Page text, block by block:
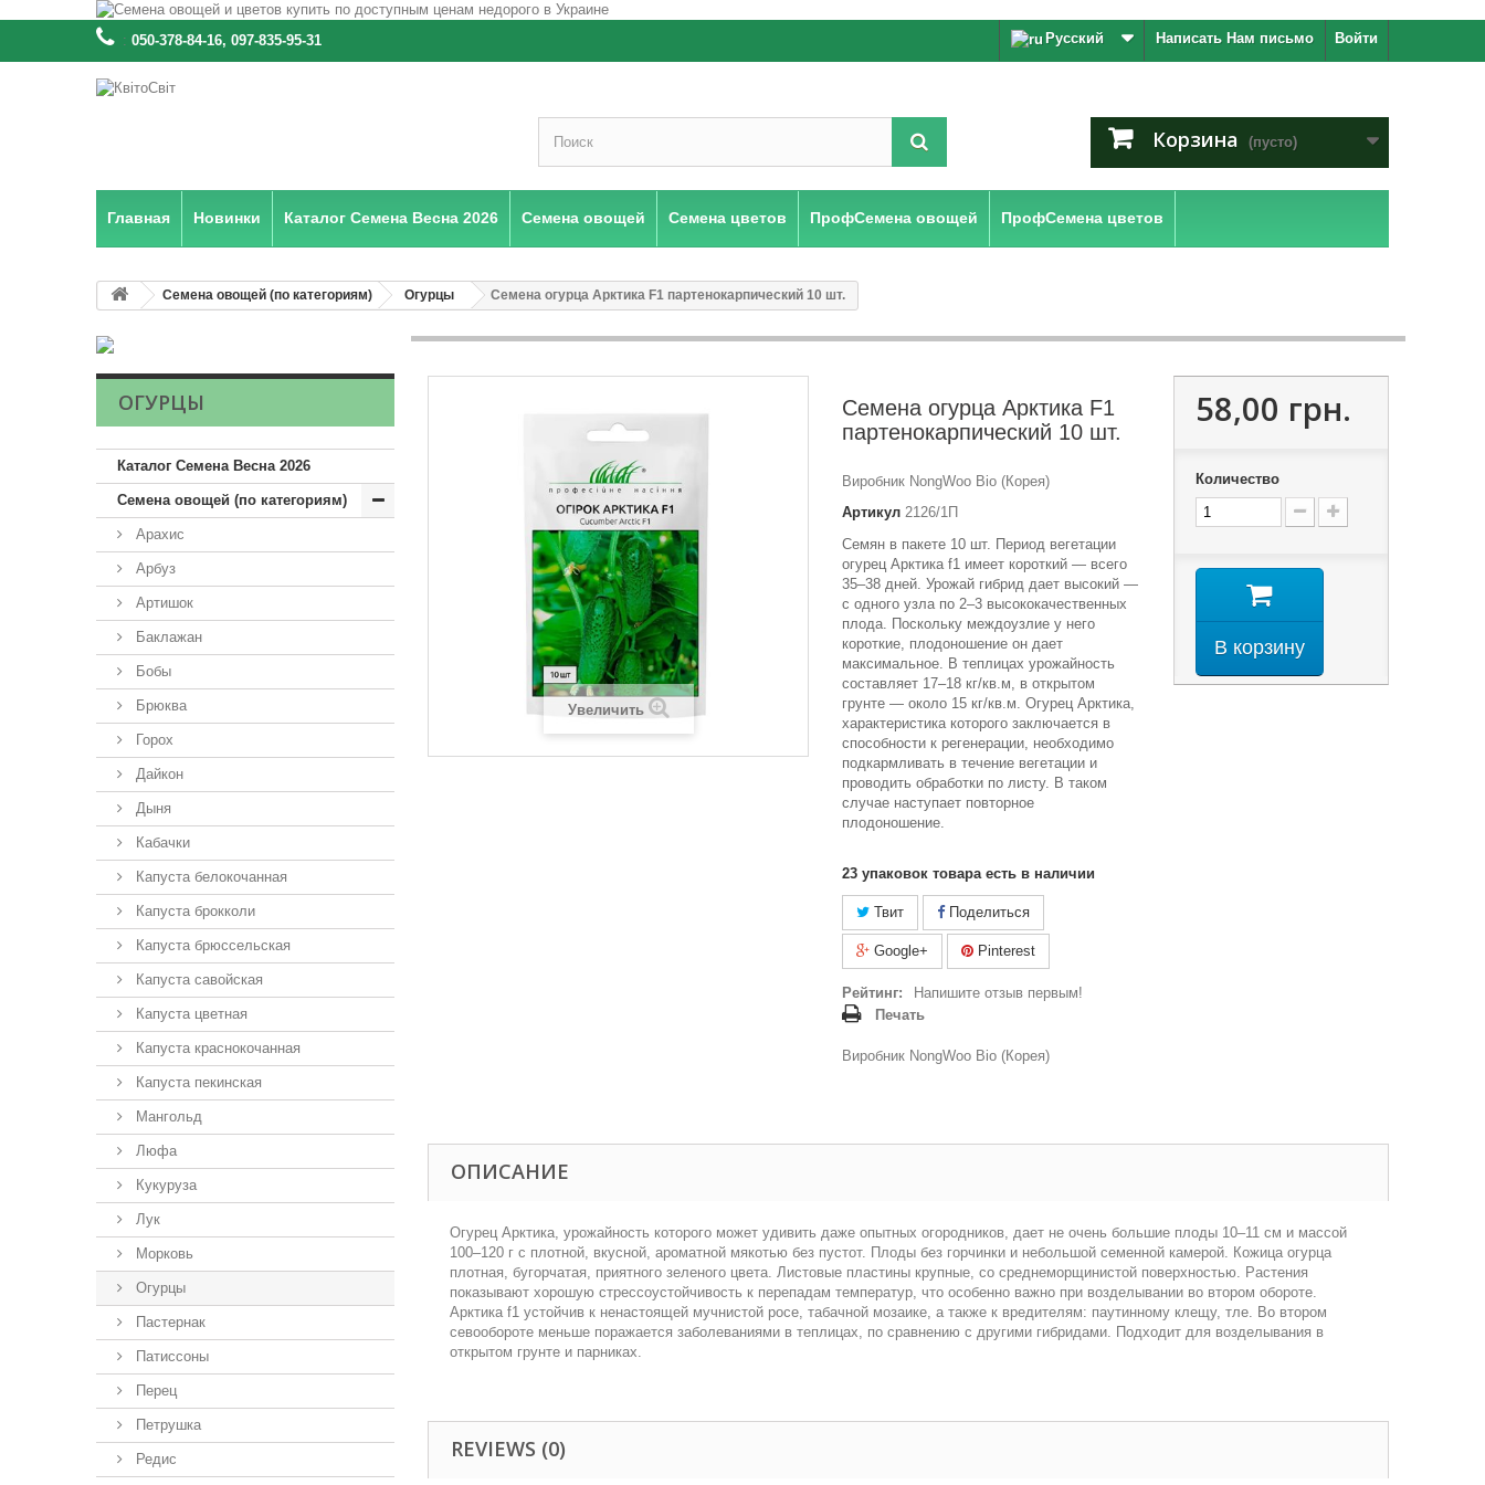
Войти
Написать Нам письмо
: 050-378-84-16, 097-835-95-31 Русский
Корзина (пусто)
Главная Новинки Каталог Семена Весна 2026 Семена овощей Семена цветов ПрофСемена овощей ПрофСемена цветов
Семена овощей (по категориям) Огурцы Семена огурца Арктика F1 партенокарпический 10 шт.
ОГУРЦЫ
Каталог Семена Весна 2026
Семена овощей (по категориям)
Арахис
Арбуз
Артишок
Баклажан
Бобы
Брюква
Горох
Дайкон
Дыня
Кабачки
Капуста белокочанная
Капуста брокколи
Капуста брюссельская
Капуста савойская
Капуста цветная
Капуста краснокочанная
Капуста пекинская
Мангольд
Люфа
Кукуруза
Лук
Морковь
Огурцы
Пастернак
Патиссоны
Перец
Петрушка
Редис
Увеличить
Семена огурца Арктика F1
партенокарпический 10 шт.
Виробник NongWoo Bio (Корея)
Артикул 2126/1П
Семян в пакете 10 шт. Период вегетации
огурец Арктика f1 имеет короткий — всего
35–38 дней. Урожай гибрид дает высокий —
с одного узла по 2–3 высококачественных
плода. Поскольку междоузлие у него
короткие, плодоношение он дает
максимальное. В теплицах урожайность
составляет 17–18 кг/кв.м, в открытом
грунте — около 15 кг/кв.м. Огурец Арктика,
характеристика которого заключается в
способности к регенерации, необходимо
подкармливать в течение вегетации и
проводить обработки по листу. В таком
случае наступает повторное
плодоношение.
23 упаковок товара есть в наличии
Твит Поделиться
Google+ Pinterest
Рейтинг:
Напишите отзыв первым!
Печать
Виробник NongWoo Bio (Корея)
58,00 грн.
Количество
В корзину
ОПИСАНИЕ
Огурец Арктика, урожайность которого может удивить даже опытных огородников, дает не очень большие плоды 10–11 см и массой
100–120 г с плотной, вкусной, ароматной мякотью без пустот. Плоды без горчинки и небольшой семенной камерой. Кожица огурца
плотная, бугорчатая, приятного зеленого цвета. Листовые пластины крупные, со среднеморщинистой поверхностью. Растения
показывают хорошую стрессоустойчивость к перепадам температур, что особенно важно при возделывании во втором обороте.
Арктика f1 устойчив к ненастоящей мучнистой росе, табачной мозаике, а также к вредителям: паутинному клещу, тле. Во втором
севообороте меньше поражается заболеваниями в теплицах, по сравнению с другими гибридами. Подходит для возделывания в
открытом грунте и парниках.
REVIEWS (0)